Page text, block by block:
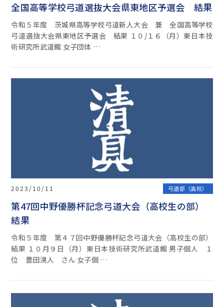
全国高等学校弓道選抜大会県東地区予選会 結果
令和５年度 茨城県高等学校弓道新人大会 兼 全国高等学校
弓道選抜大会県東地区予選会 結果 １０/１６（月）東日本技
術研究所武道館 女子団体 …
2023/10/11 弓道部（高校）
第47回中野優勝杯記念弓道大会（高校生の部）
結果
令和５年度 第４７回中野優勝杯記念弓道大会（高校生の部）
結果 １０月９日（月）東日本技術研究所武道館 男子個人 １
位 豊田滉人 さん 女子個 …